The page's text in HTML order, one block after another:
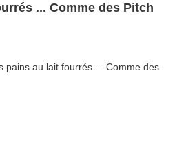
... Comme des Pitch